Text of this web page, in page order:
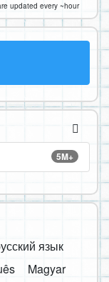
updated every ~hour
5M+
язык
Magyar